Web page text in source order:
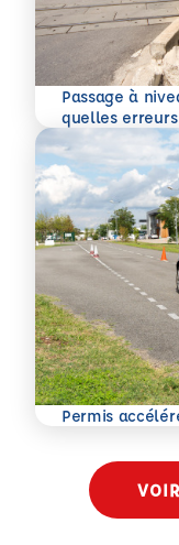
Passage à
quelles
En savoir plus
Permis
En savoir plus